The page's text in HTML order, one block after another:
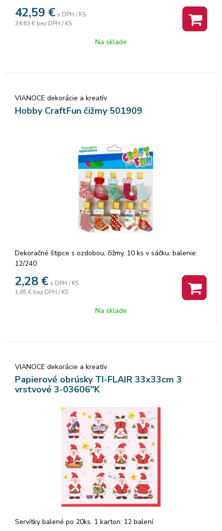
42,59 € s DPH / KS
34,63 € bez DPH / KS
Na sklade
VIANOCE dekorácie a kreatív
Hobby CraftFun čižmy 501909
Dekoračné štipce s ozdobou, čižmy, 10 ks v sáčku, balenie:
12/240
2,28 € s DPH / KS
1,85 € bez DPH / KS
Na sklade
VIANOCE dekorácie a kreatív
Papierové obrúsky TI-FLAIR 33x33cm 3
vrstvové 3-03606''K
Servítky balené po 20ks. 1 karton: 12 balení.